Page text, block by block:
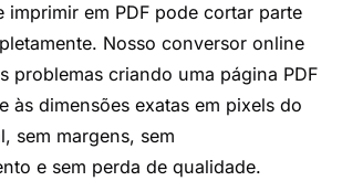
imprimir em PDF pode cortar parte
Nosso conversor online
problemas criando uma página PDF
às dimensões exatas em pixels do
sem margens, sem
e sem perda de qualidade.